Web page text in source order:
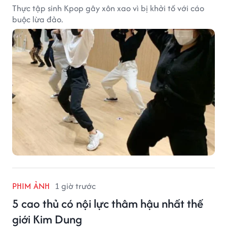
Thực tập sinh Kpop gây xôn xao vì bị khởi tố với cáo
buộc lừa đảo.
PHIM ẢNH 1 giờ trước
5 cao thủ có nội lực thâm hậu nhất thế
giới Kim Dung